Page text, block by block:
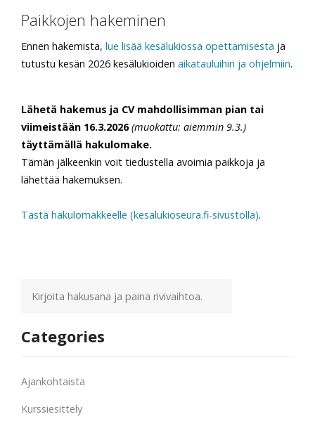
Paikkojen hakeminen
Ennen hakemista, lue lisää kesälukiossa opettamisesta ja
tutustu kesän 2026 kesälukioiden aikatauluihin ja ohjelmiin.
Lähetä hakemus ja CV mahdollisim­man pian tai
viimeistään 16.3.2026(muokattu: aiemmin 9.3.)
täyttämällä hakulomake.
Tämän jälkeenkin voit tiedustella avoimia paikkoja ja
lähettää hakemuksen.
Tästä hakulomakkeelle (kesalukioseura.fi-sivustolla).
Categories
Ajankohtaista
Kurssiesittely